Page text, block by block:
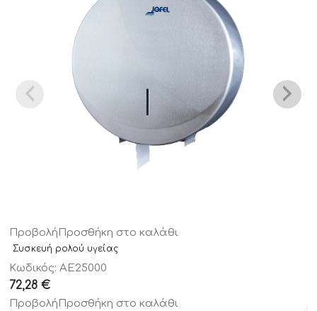
ΠροβολήΠροσθήκη στο καλάθι
Συσκευή ρολού υγείας
Κωδικός: AE25000
72,28 €
ΠροβολήΠροσθήκη στο καλάθι